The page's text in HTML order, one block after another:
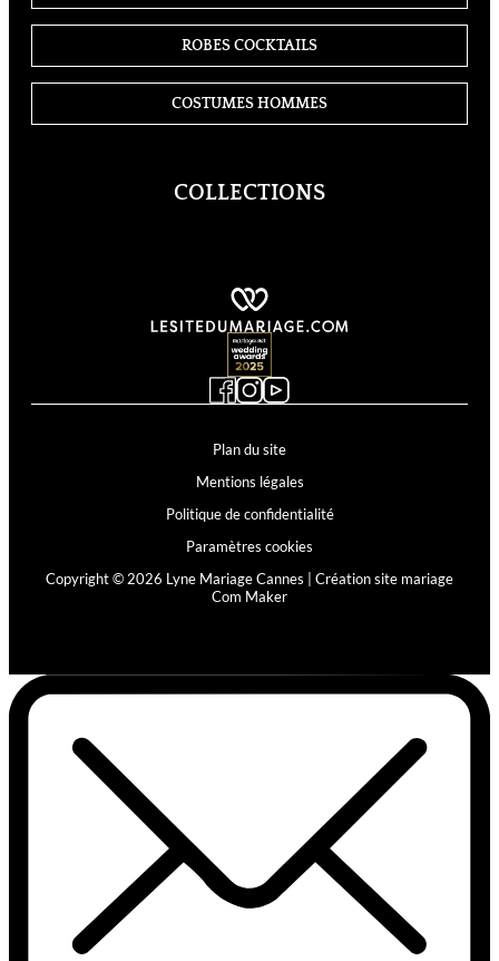
COLLECTIONS
ROBES COCKTAILS
COSTUMES HOMMES
Plan du site
Mentions légales
Politique de confidentialité
Paramètres cookies
Copyright © 2026 Lyne Mariage Cannes | Création site mariage
Com Maker